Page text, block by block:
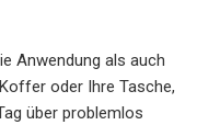
Anwendung als auch
oder Ihre Tasche,
über problemlos